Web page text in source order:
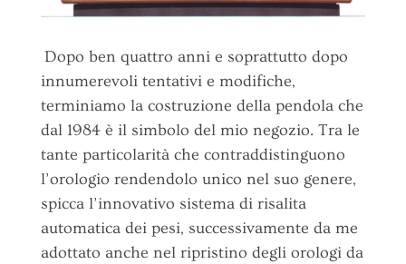
Dopo ben quattro anni e soprattutto dopo
innumerevoli tentativi e modifiche,
terminiamo la costruzione della pendola che
dal 1984 è il simbolo del mio negozio. Tra le
tante particolarità che contraddistinguono
l’orologio rendendolo unico nel suo genere,
spicca l’innovativo sistema di risalita
automatica dei pesi, successivamente da me
adottato anche nel ripristino degli orologi da